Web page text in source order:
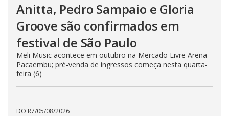
Anitta, Pedro Sampaio e Gloria
Groove são confirmados em
festival de São Paulo
Meli Music acontece em outubro na Mercado Livre Arena
Pacaembu; pré-venda de ingressos começa nesta quarta-
feira (6)
DO R7/05/08/2026